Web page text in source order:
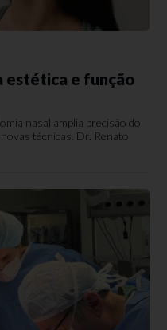
estética e função
nasal amplia precisão do
técnicas. Dr. Renato